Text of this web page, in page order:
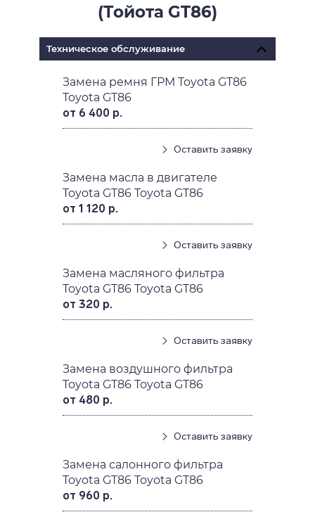
(Тойота GT86)
Техническое обслуживание
Замена ремня ГРМ Toyota GT86
Toyota GT86
от 6 400 р.
Оставить заявку
Замена масла в двигателе
Toyota GT86 Toyota GT86
от 1 120 р.
Оставить заявку
Замена масляного фильтра
Toyota GT86 Toyota GT86
от 320 р.
Оставить заявку
Замена воздушного фильтра
Toyota GT86 Toyota GT86
от 480 р.
Оставить заявку
Замена салонного фильтра
Toyota GT86 Toyota GT86
от 960 р.